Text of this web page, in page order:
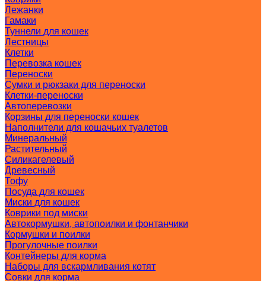
Лежанки
Гамаки
Туннели для кошек
Лестницы
Клетки
Перевозка кошек
Переноски
Сумки и рюкзаки для переноски
Клетки-переноски
Автоперевозки
Корзины для переноски кошек
Наполнители для кошачьих туалетов
Минеральный
Растительный
Силикагелевый
Древесный
Тофу
Посуда для кошек
Миски для кошек
Коврики под миски
Автокормушки, автопоилки и фонтанчики
Кормушки и поилки
Прогулочные поилки
Контейнеры для корма
Наборы для вскармливания котят
Совки для корма